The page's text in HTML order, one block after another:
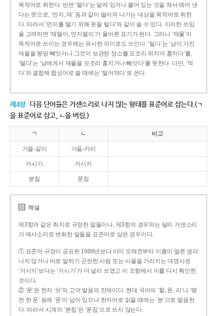
목적어로 취한다. 반면 ‘떨다’는 달려 있거나 붙어 있는 것을 쳐서 떼어 낸
다는 뜻으로, ‘먼지, 재’ 등과 같이 떨어져 나가는 대상을 목적어로 취한
다. 따라서 ‘먼지를 떨기 위해 옷을 털다’와 같이 쓸 수 있다. 이러한 쓰임
을 고려하면 ‘재떨이, 먼지떨이’가 올바른 표기가 된다. 그러나 ‘재물’이
목적어로 쓰이는 경우에는 유사한 의미로도 쓰인다. ‘털다’는 ‘남이 가진
재물을 몽땅 빼앗거나 그것이 보관된 장소를 모조리 뒤지어 훔치다’를,
‘떨다’는 ‘남에게서 재물을 모조리 훔치거나 빼앗다’를 뜻한다. 다만, ‘먹
다’와 결합해 합성어로 쓸 때에는 ‘털어먹다’로 쓴다.
제4항 다음 단어들은 거센소리로 나지 않는 형태를 표준어로 삼는다.(ㄱ
을 표준어로 삼고, ㄴ을 버림.)
ㄱ ㄴ 비고
가을-갈이 가을-카리
거시기 거시키
분침 푼침
해설
제3항과 같은 취지로 규정한 말들이나, 제3항의 경우와는 달리 거센소리
가 예사소리로 변화한 말들을 표준어로 삼은 경우이다.
① 표준어 규정이 공표된 1988년보다 이미 오래전부터 이름이 얼른 생각
나지 않거나 바로 말하기 곤란한 사람 또는 사물을 가리키는 대명사로
‘거시키’보다는 ‘거시기’가 더 널리 쓰였고 이 조항에서 이를 다시 확인한
것이다.
② ‘푼’은 한자 ‘分’의 고어 발음의 잔재이다. 현대 국어의 ‘할, 푼, 리’나 ‘땡
전 한 푼’ 등에 ‘푼’이 남아 있으나 한자어로 읽을 때에는 ‘분’으로 발음한
다. 따라서 시계의 ‘분침’은 ‘푼침’으로 쓰지 않는다.